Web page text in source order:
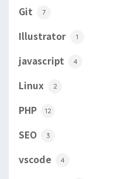
Git 7
Illustrator 1
javascript 4
Linux 2
PHP 12
SEO 3
vscode 4